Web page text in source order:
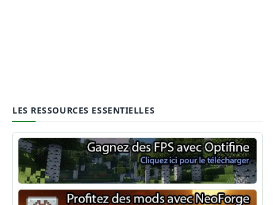
LES RESSOURCES ESSENTIELLES
Optifine